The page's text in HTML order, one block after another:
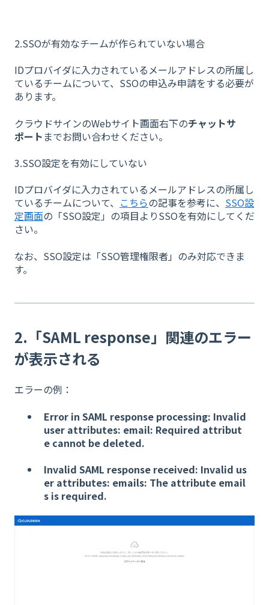
2.SSOが有効なチームが作られていない場合
IDプロバイダに入力されているメールアドレスの所属し
ているチームについて、SSOの申込み申請をする必要が
あります。
クラウドサインのWebサイト画面右下のチャットサ
ポート までお問い合わせください。
3.SSO設定を有効にしていない
IDプロバイダに入力されているメールアドレスの所属し
ているチームについて、 こちらの記事を参考に、 SSO設
定画面の「SSO設定」の項目よりSSOを有効にしてくだ
さい。
なお、SSO設定は「SSO管理権限者」のみ対応できま
す。
2.「SAML response」関連のエラー
が表示される
エラーの例：
Error in SAML response processing: Invalid
user attributes: email: Required attribut
e cannot be deleted.
Invalid SAML response received: Invalid us
er attributes: emails: The attribute email
s is required.